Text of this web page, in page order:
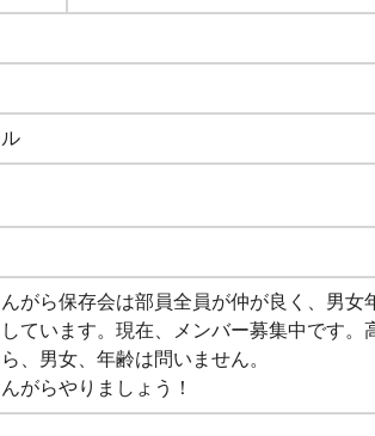
がら保存会は部員全員が仲が良く、男女
ています。現在、メンバー募集中です。
ら、男女、年齢は問いません。
がらやりましょう！